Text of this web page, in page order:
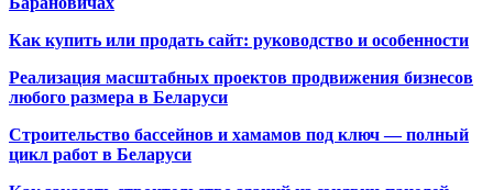
Как купить или продать сайт: руководство и особенности
Реализация масштабных проектов продвижения бизнесов
любого размера в Беларуси
Строительство бассейнов и хамамов под ключ — полный
цикл работ в Беларуси